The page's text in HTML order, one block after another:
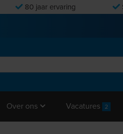
80 jaar ervaring
Over ons Vacatures 2